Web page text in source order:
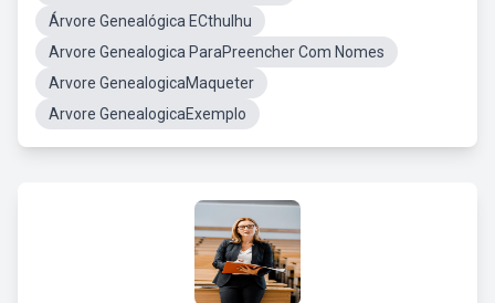
Árvore Genealógica ECthulhu
Arvore Genealogica ParaPreencher Com Nomes
Arvore GenealogicaMaqueter
Arvore GenealogicaExemplo